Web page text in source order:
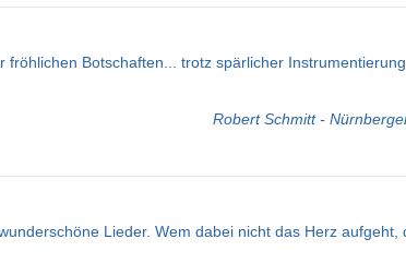
Botschaften... trotz spärlicher
Robert Schmitt -
Lieder. Wem dabei nicht das Herz aufgeht,